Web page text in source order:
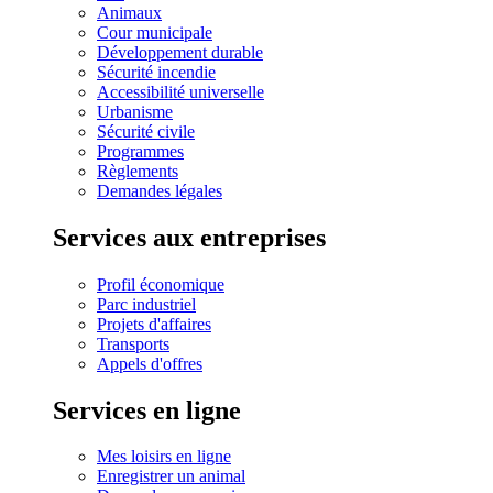
Animaux
Cour municipale
Développement durable
Sécurité incendie
Accessibilité universelle
Urbanisme
Sécurité civile
Programmes
Règlements
Demandes légales
Services aux entreprises
Profil économique
Parc industriel
Projets d'affaires
Transports
Appels d'offres
Services en ligne
Mes loisirs en ligne
Enregistrer un animal